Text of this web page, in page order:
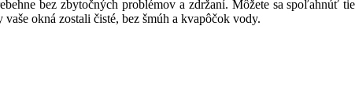
bez zbytočných problémov a zdržaní. Môžete sa spoľahnúť
okná zostali čisté, bez šmúh a kvapôčok vody.